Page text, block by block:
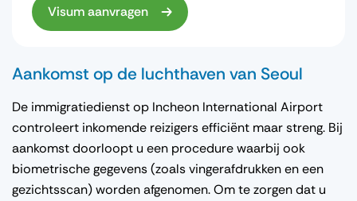
Visum aanvragen
Aankomst op de luchthaven van Seoul
De immigratiedienst op Incheon International Airport
controleert inkomende reizigers efficiënt maar streng. Bij
aankomst doorloopt u een procedure waarbij ook
biometrische gegevens (zoals vingerafdrukken en een
gezichtsscan) worden afgenomen. Om te zorgen dat u